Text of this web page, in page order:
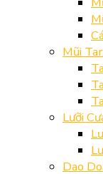
Mũi
Lưỡi
Dao